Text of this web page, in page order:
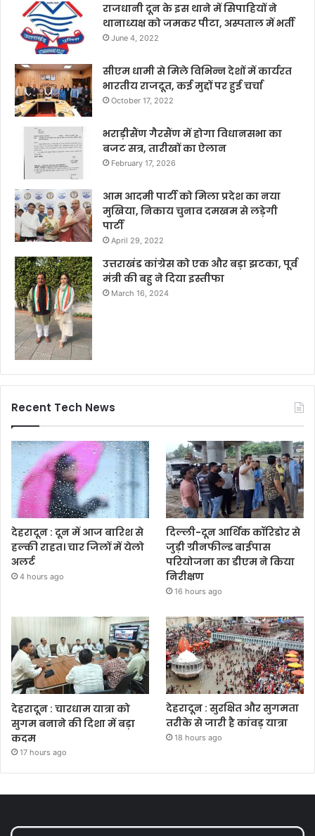
राजधानी दून के इस थाने में सिपाहियों ने
थानाध्यक्ष को जमकर पीटा, अस्पताल में भर्ती
June 4, 2022
सीएम धामी से मिले विभिन्न देशों में कार्यरत
भारतीय राजदूत, कई मुद्दों पर हुई चर्चा
October 17, 2022
भराड़ीसैंण गैरसैंण में होगा विधानसभा का
बजट सत्र, तारीखों का ऐलान
February 17, 2026
आम आदमी पार्टी को मिला प्रदेश का नया
मुखिया, निकाय चुनाव दमखम से लड़ेगी
पार्टी
April 29, 2022
उत्तराखंड कांग्रेस को एक और बड़ा झटका, पूर्व
मंत्री की बहु ने दिया इस्तीफा
March 16, 2024
Recent Tech News
देहरादून : दून में आज बारिश से
हल्की राहत। चार जिलों में येलो
अलर्ट
4 hours ago
दिल्ली-दून आर्थिक कॉरिडोर से
जुड़ी ग्रीनफील्ड बाईपास
परियोजना का डीएम ने किया
निरीक्षण
16 hours ago
देहरादून : चारधाम यात्रा को
सुगम बनाने की दिशा में बड़ा
कदम
17 hours ago
देहरादून : सुरक्षित और सुगमता
तरीके से जारी है कांवड़ यात्रा
18 hours ago